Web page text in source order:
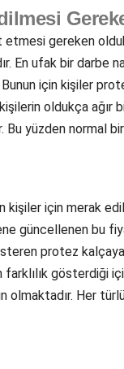
gereken
En ufak bir darbe
için kişiler
oldukça ağır
yüzden normal
için merak
güncellenen bu
protez
farklılık gösterdiği
olmaktadır. Her